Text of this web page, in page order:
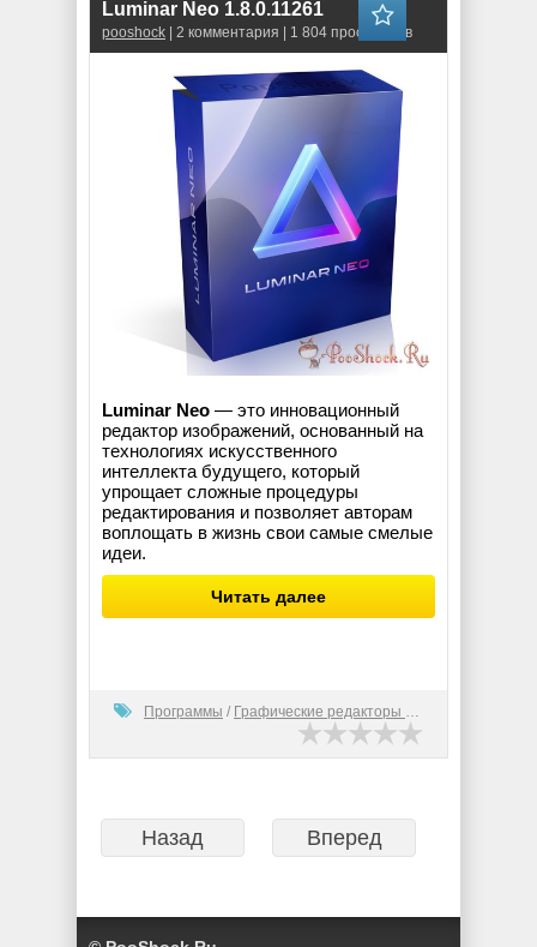
Luminar Neo 1.8.0.11261
pooshock | 2 комментария | 1 804 просмотров
Luminar Neo — это инновационный
редактор изображений, основанный на
технологиях искусственного
интеллекта будущего, который
упрощает сложные процедуры
редактирования и позволяет авторам
воплощать в жизнь свои самые смелые
идеи.
Читать далее
Программы / Графические редакторы (2D)
Назад Вперед